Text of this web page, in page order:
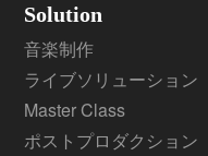
Solution
音楽制作
ライブソリューション
Master Class
ポストプロダクション